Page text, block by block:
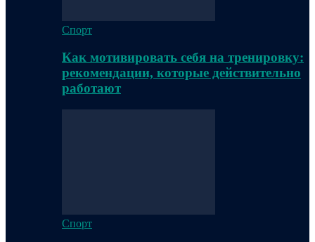
Спорт
Как мотивировать себя на тренировку:
рекомендации, которые действительно
работают
Спорт